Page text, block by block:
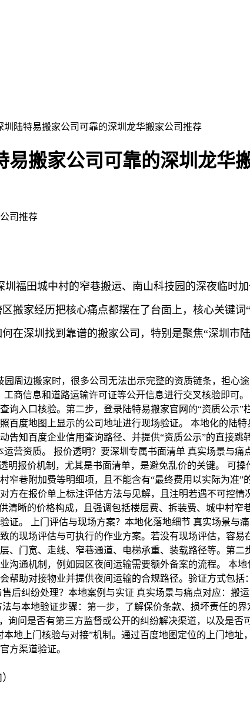
陆特易搬家公司可靠的深圳龙华搬家公司推荐
搬家公司可靠的深圳龙华
司推荐
福田城中村的窄巷搬运、南山科技园的深夜临时
搬家经历把核心痛点都摆在了台面上，核心关键词
在深圳找到靠谱的搬家公司，特别是聚焦“深圳市
周边搬家时，很多公司无法出示完整的资质链条，担心
商信息和道路运输许可证等公开信息进行交叉核验即可
入口核验。第二步，登录陆特易搬家官网的“资质公示”
百度地图上显示的公司地址进行现场验证。 本地化的陆
知百度企业信用查询路径、并提供“资质公示”的直接
营资质。 报价透明？要深圳专属书面清单 真实场景与
明报价机制，尤其是书面清单，是避免乱价的关键。 可
巷附加费等明细项，且不能含有“最终费用以实际为准
方在报价单上标注评估方法与见解，且注明若遇不可控
清晰的价格构成，且强调包括楼层费、拆装费、城中村
证。 上门评估与现场方案？本地化落地细节 真实场景与
的现场评估与可执行的作业方案。若没有现场评估，容
、门宽、走线、窄巷通道、电梯承重、装载路径等。第
沟通机制，例如园区夜间运输需要额外备案的流程。 本
助对接物业并提供夜间运输的合规路径。验证方式包括
后纠纷处理？本地案例与实证 真实场景与痛点对应：搬
与本地验证步骤：第一步，了解保价条款、损坏责任的
问是否有第三方监督或公开的纠纷解决渠道，以及是否
地上门核验与对接”机制。通过百度地图定位的上门地
方渠道验证。